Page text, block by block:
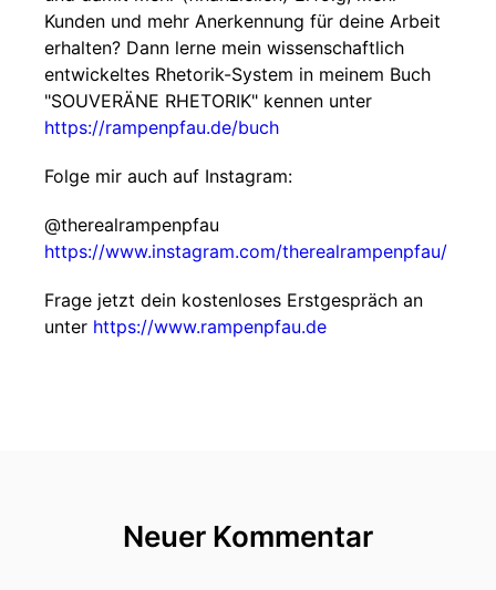
Kunden und mehr Anerkennung für deine Arbeit
erhalten? Dann lerne mein wissenschaftlich
entwickeltes Rhetorik-System in meinem Buch
"SOUVERÄNE RHETORIK" kennen unter
https://rampenpfau.de/buch
Folge mir auch auf Instagram:
@therealrampenpfau
https://www.instagram.com/therealrampenpfau/
Frage jetzt dein kostenloses Erstgespräch an
unter https://www.rampenpfau.de
Neuer Kommentar